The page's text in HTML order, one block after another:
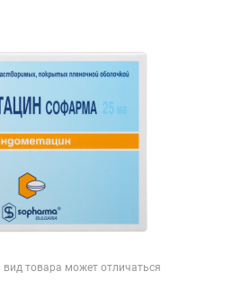
товара может отличаться